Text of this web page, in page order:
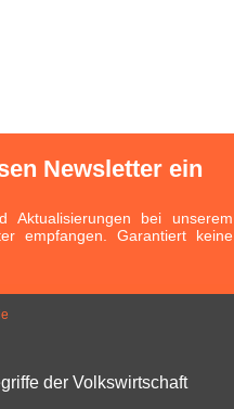
Newsletter ein
bei unserem
empfangen. Garantiert keine
der Volkswirtschaft